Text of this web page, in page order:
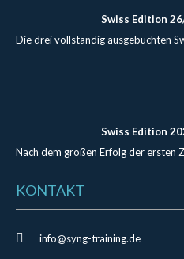
Swiss Edition
Die drei vollständig ausgebuchten
Swiss Edition
Nach dem großen Erfolg der ersten
KONTAKT
info@syng-training.de